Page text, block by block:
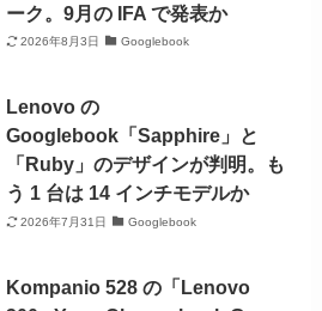
ーク。9月の IFA で発表か
2026年8月3日 Googlebook
Lenovo の
Googlebook「Sapphire」と
「Ruby」のデザインが判明。も
う 1 台は 14 インチモデルか
2026年7月31日 Googlebook
Kompanio 528 の「Lenovo